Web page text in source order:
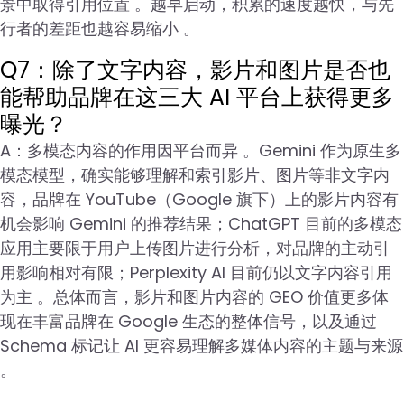
行者的差距也越容易缩小 。
Q7：除了文字内容，影片和图片是否也
能帮助品牌在这三大 AI 平台上获得更多
曝光？
A：多模态内容的作用因平台而异 。Gemini 作为原生多
模态模型，确实能够理解和索引影片、图片等非文字内
容，品牌在 YouTube（Google 旗下）上的影片内容有
机会影响 Gemini 的推荐结果；ChatGPT 目前的多模态
应用主要限于用户上传图片进行分析，对品牌的主动引
用影响相对有限；Perplexity AI 目前仍以文字内容引用
为主 。总体而言，影片和图片内容的 GEO 价值更多体
现在丰富品牌在 Google 生态的整体信号，以及通过
Schema 标记让 AI 更容易理解多媒体内容的主题与来源
。